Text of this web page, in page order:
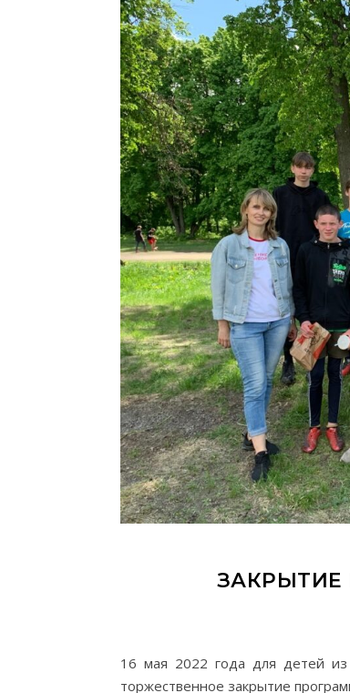
16 мая 2022 года для детей из
торжественное закрытие